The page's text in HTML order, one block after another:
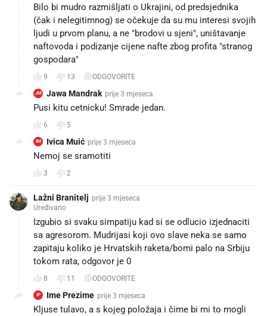
Bilo bi mudro razmišljati o Ukrajini, od predsjednika
(čak i nelegitimnog) se očekuje da su mu interesi svojih
ljudi u prvom planu, a ne "brodovi u sjeni", uništavanje
naftovoda i podizanje cijene nafte zbog profita "stranog
gospodara"
9 13 ODGOVORITE
JM Jawa Mandrak prije 3 mjeseca
Pusi kitu cetnicku! Smrade jedan.
6 5
IM Ivica Muić prije 3 mjeseca
Nemoj se sramotiti
3 2
Lažni Branitelj prije 3 mjeseca
Uređivano
Izgubio si svaku simpatiju kad si se odlucio izjednaciti
sa agresorom. Mudrijasi koji ovo slave neka se samo
zapitaju koliko je Hrvatskih raketa/bomi palo na Srbiju
tokom rata, odgovor je 0
8 11 ODGOVORITE
IP Ime Prezime prije 3 mjeseca
Kljuse tulavo, a s kojeg položaja i čime bi mi to mogli